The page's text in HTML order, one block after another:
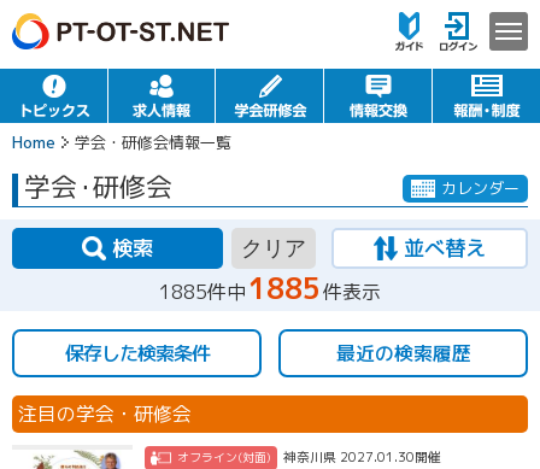
Home 学会・研修会情報一覧
学会・研修会 カレンダー
検索 クリア 並べ替え
1885件中1885件表示
保存した検索条件 最近の検索履歴
注目の学会・研修会
オフライン(対面) 神奈川県 2027.01.30開催